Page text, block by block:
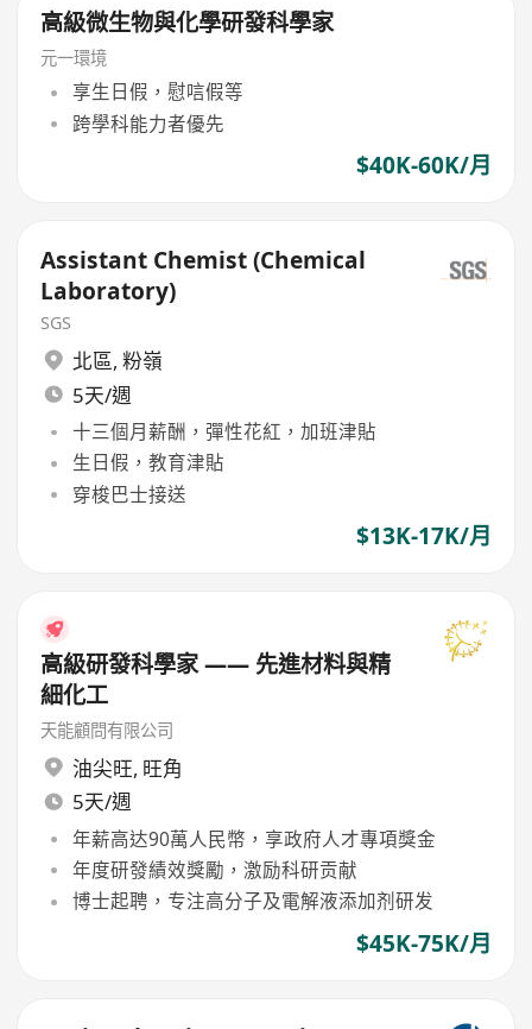
高級微生物與化學研發科學家
元一環境
享生日假，慰唁假等
跨學科能力者優先
$40K-60K/月
Assistant Chemist (Chemical
Laboratory)
SGS
北區, 粉嶺
5天/週
十三個月薪酬，彈性花紅，加班津貼
生日假，教育津貼
穿梭巴士接送
$13K-17K/月
高級研發科學家 —— 先進材料與精
細化工
天能顧問有限公司
油尖旺, 旺角
5天/週
年薪高达90萬人民幣，享政府人才專項獎金
年度研發績效獎勵，激励科研贡献
博士起聘，专注高分子及電解液添加剂研发
$45K-75K/月